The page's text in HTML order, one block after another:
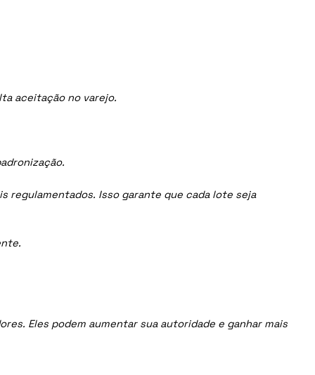
aceitação no varejo.
Isso garante que cada lote seja
Eles podem aumentar sua autoridade e ganhar mais